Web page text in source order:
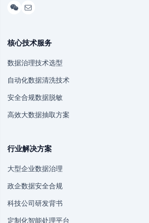
核心技术服务
数据治理技术选型
自动化数据清洗技术
安全合规数据脱敏
高效大数据抽取方案
行业解决方案
大型企业数据治理
政企数据安全合规
科技公司研发背书
定制化智能处理平台